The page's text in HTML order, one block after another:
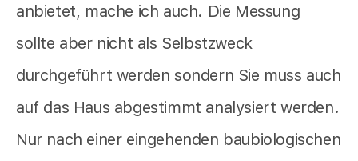
anbietet, mache ich auch. Die Messung
sollte aber nicht als Selbstzweck
durchgeführt werden sondern Sie muss auch
auf das Haus abgestimmt analysiert werden.
Nur nach einer eingehenden baubiologischen